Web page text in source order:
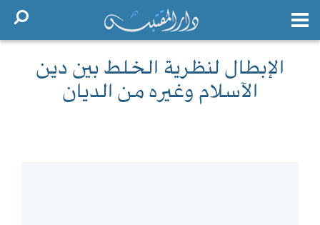
الإبطال لنظرية الخلط بين دين
الآسلام وغيره من الديان